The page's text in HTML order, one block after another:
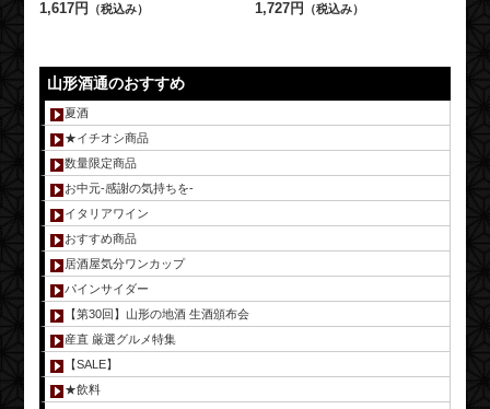
1,617円 （税込み） 1,727円 （税込み）
山形酒通のおすすめ
夏酒
★イチオシ商品
数量限定商品
お中元-感謝の気持ちを-
イタリアワイン
おすすめ商品
居酒屋気分ワンカップ
パインサイダー
【第30回】山形の地酒 生酒頒布会
産直 厳選グルメ特集
【SALE】
★飲料